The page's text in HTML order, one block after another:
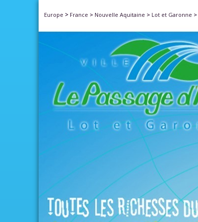
Europe > France > Nouvelle Aquitaine > Lot et Garonne >